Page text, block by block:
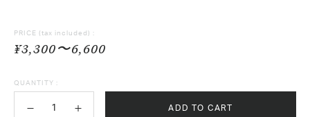
PRICE (tax included) :
¥3,300〜6,600
QUANTITY :
ADD TO CART